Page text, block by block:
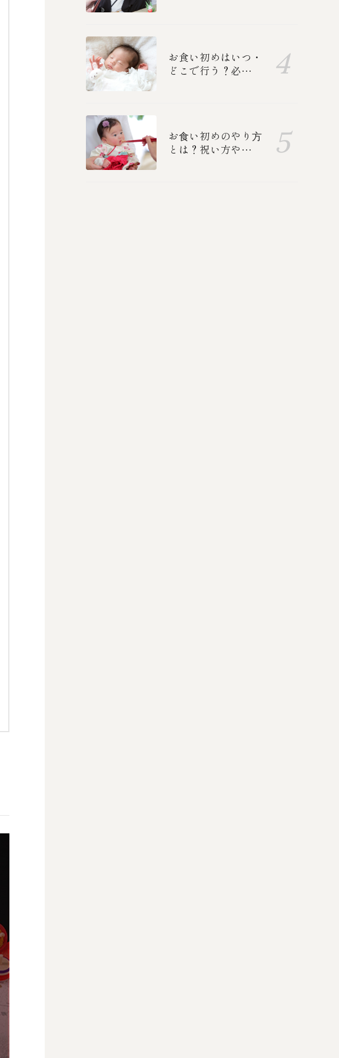
お食い初めはいつ・
どこで行う？必要な
お⾷い初めのやり⽅
とは？祝い方や誰を